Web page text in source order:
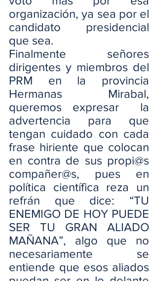
organización, ya sea por el
candidato presidencial
que sea.
Finalmente señores
dirigentes y miembros del
PRM en la provincia
Hermanas Mirabal,
queremos expresar  la
advertencia para que
tengan cuidado con cada
frase hiriente que colocan
en contra de sus propi@s
compañer@s, pues en
política científica reza un
refrán que dice: “TU
ENEMIGO DE HOY PUEDE
SER TU GRAN ALIADO
MAÑANA”, algo que no
necesariamente se
entiende que esos aliados